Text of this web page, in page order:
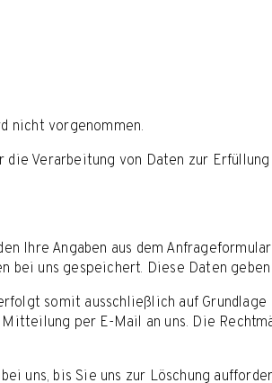
nicht vorgenommen.
die Verarbeitung von Daten zur
Ihre Angaben aus dem
bei uns gespeichert. Diese Daten
somit ausschließlich auf Grundlage
per E-Mail an uns. Die
uns, bis Sie uns zur Löschung